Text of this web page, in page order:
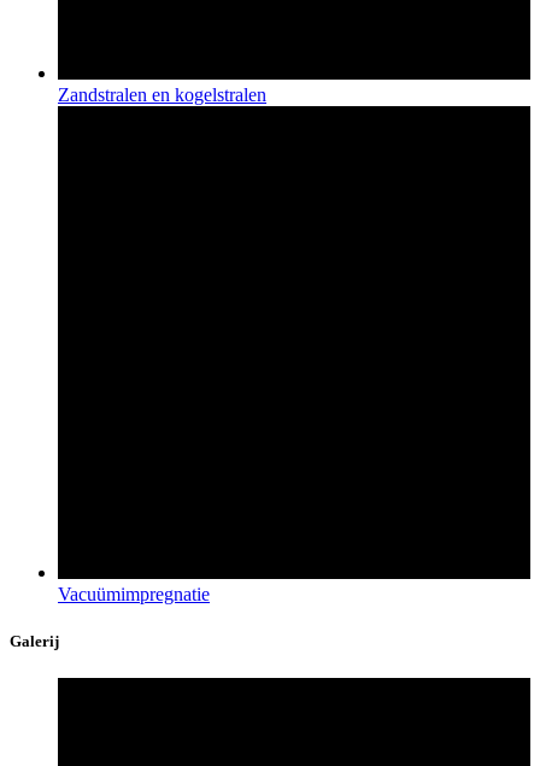
Zandstralen en kogelstralen
Vacuümimpregnatie
Galerij